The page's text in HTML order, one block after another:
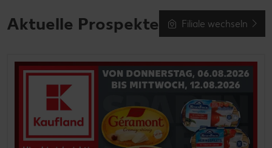
Aktuelle Prospekte Filiale wechseln